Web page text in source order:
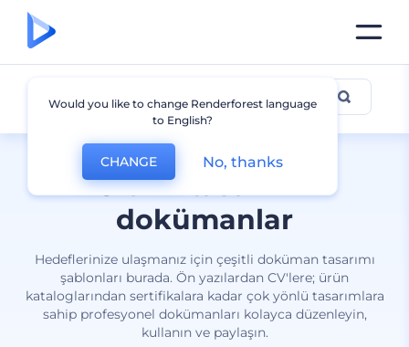
Grafik tasarımlı
dokümanlar
Hedeflerinize ulaşmanız için çeşitli doküman tasarımı
şablonları burada. Ön yazılardan CV'lere; ürün
kataloglarından sertifikalara kadar çok yönlü tasarımlara
sahip profesyonel dokümanları kolayca düzenleyin,
kullanın ve paylaşın.
Dokümanlar
Would you like to change Renderforest language
to English?
CHANGE No, thanks